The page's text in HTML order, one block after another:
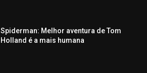
Spiderman: Melhor aventura de Tom
Holland é a mais humana